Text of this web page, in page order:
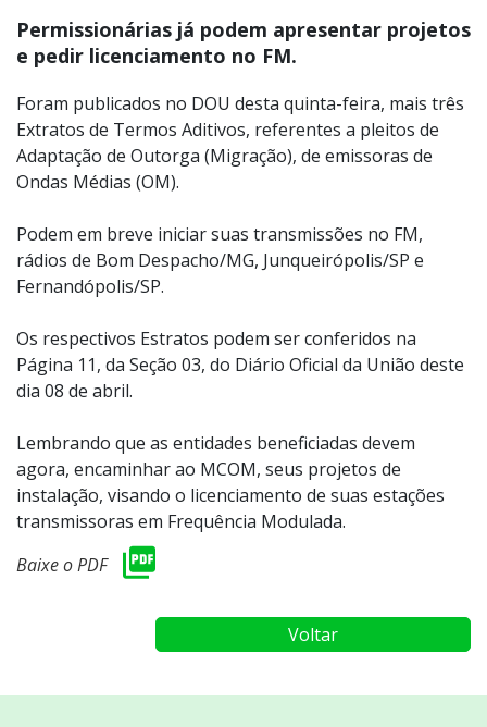
Permissionárias já podem apresentar projetos
e pedir licenciamento no FM.
Foram publicados no DOU desta quinta-feira, mais três
Extratos de Termos Aditivos, referentes a pleitos de
Adaptação de Outorga (Migração), de emissoras de
Ondas Médias (OM).
Podem em breve iniciar suas transmissões no FM,
rádios de Bom Despacho/MG, Junqueirópolis/SP e
Fernandópolis/SP.
Os respectivos Estratos podem ser conferidos na
Página 11, da Seção 03, do Diário Oficial da União deste
dia 08 de abril.
Lembrando que as entidades beneficiadas devem
agora, encaminhar ao MCOM, seus projetos de
instalação, visando o licenciamento de suas estações
transmissoras em Frequência Modulada.
Baixe o PDF
Voltar